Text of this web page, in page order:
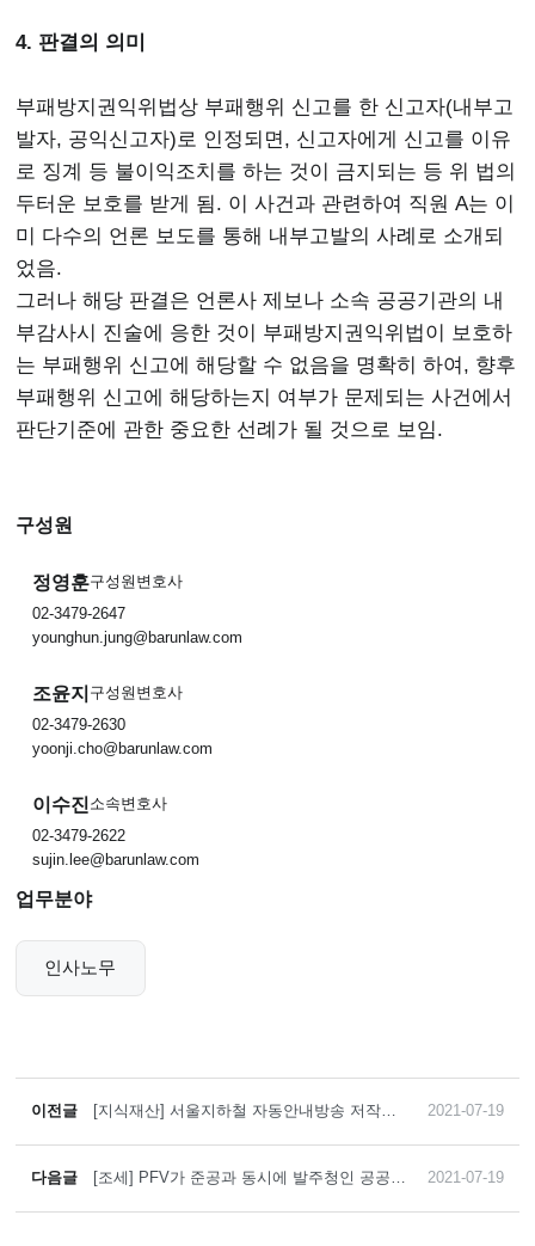
4. 판결의 의미
부패방지권익위법상 부패행위 신고를 한 신고자(내부고
발자, 공익신고자)로 인정되면, 신고자에게 신고를 이유
로 징계 등 불이익조치를 하는 것이 금지되는 등 위 법의
두터운 보호를 받게 ​됨. 이 사건과 관련하여 직원 A는 이
미 다수의 언론 보도를 통해 내부고발의 사례로 소개되
었음.
그러나 해당 판결은 언론사 제보나 소속 공공기관의 내
부감사시 진술에 응한 것이 부패방지권익위법이 보호하
는 부패행위 신고에 해당할 수 없음을 명확히 하여, 향후
부패행위 신고에 해당하는지 여부가 문제되는 사건에서
판단기준에 관한 중요한 선례가 될 것으로 보임.
구성원
정영훈구성원변호사
02-3479-2647
younghun.jung@barunlaw.com
조윤지 구성원변호사
02-3479-2630
yoonji.cho@barunlaw.com
이수진 소속변호사
02-3479-2622
sujin.lee@barunlaw.com
업무분야
인사노무
이전글
[지식재산] 서울지하철 자동안내방송 저작권
2021-07-19
다음글
[조세] PFV가 준공과 동시에 발주청인 공공재
대한 취득세 부과를 취소시킨 사례
2021-07-19